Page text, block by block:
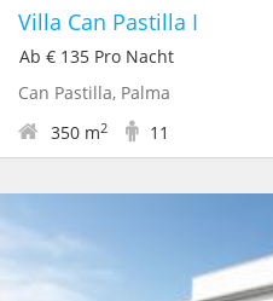
Villa Can Pastilla I
Ab € 135 Pro Nacht
Can Pastilla, Palma
350 m2 11